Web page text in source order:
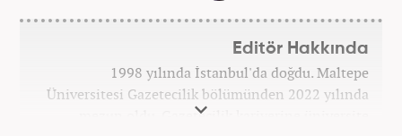
Editör Hakkında
1998 yılında İstanbul'da doğdu. Maltepe
Üniversitesi Gazetecilik bölümünden 2022 yılında
mezun oldu. Gazetecilik kariyerine üniversite